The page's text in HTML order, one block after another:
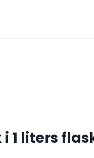
1 liters